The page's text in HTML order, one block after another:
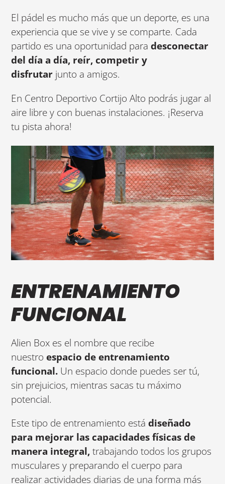
El pádel es mucho más que un deporte, es una
experiencia que se vive y se comparte. Cada
partido es una oportunidad paradesconectar
del día a día, reír, competir y
disfrutar junto a amigos.
En Centro Deportivo Cortijo Alto podrás jugar al
aire libre y con buenas instalaciones. ¡Reserva
tu pista ahora!
ENTRENAMIENTO
FUNCIONAL
Alien Box es el nombre que recibe
nuestro espacio de entrenamiento
funcional. Un espacio donde puedes ser tú,
sin prejuicios, mientras sacas tu máximo
potencial.
Este tipo de entrenamiento está diseñado
para mejorar las capacidades físicas de
manera integral,trabajando todos los grupos
musculares y preparando el cuerpo para
realizar actividades diarias de una forma más